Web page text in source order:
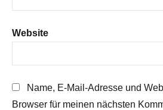
Website
Name, E-Mail-Adresse und
Browser für meinen nächsten